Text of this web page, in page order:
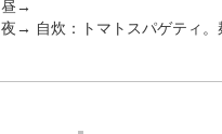
昼→
夜→ 自炊：トマトスパゲティ。